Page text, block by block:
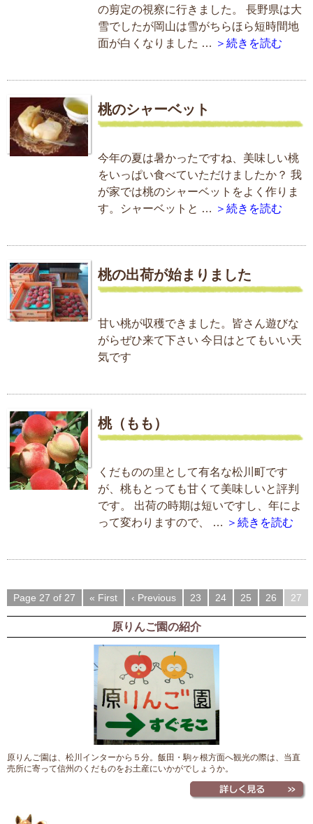
の剪定の視察に行きました。 長野県は大
雪でしたが岡山は雪がちらほら短時間地
面が白くなりました … ＞続きを読む
桃のシャーベット
今年の夏は暑かったですね、美味しい桃
をいっぱい食べていただけましたか？ 我
が家では桃のシャーベットをよく作りま
す。シャーベットと … ＞続きを読む
桃の出荷が始まりました
甘い桃が収穫できました。皆さん遊びな
がらぜひ来て下さい 今日はとてもいい天
気です
桃（もも）
くだものの里として有名な松川町です
が、桃もとっても甘くて美味しいと評判
です。 出荷の時期は短いですし、年によ
って変わりますので、 … ＞続きを読む
Page 27 of 27 « First ‹ Previous 23 24 25 26 27
原りんご園の紹介
原りんご園は、松川インターから５分。飯田・駒ヶ根方面へ観光の際は、当直
売所に寄って信州のくだものをお土産にいかがでしょうか。